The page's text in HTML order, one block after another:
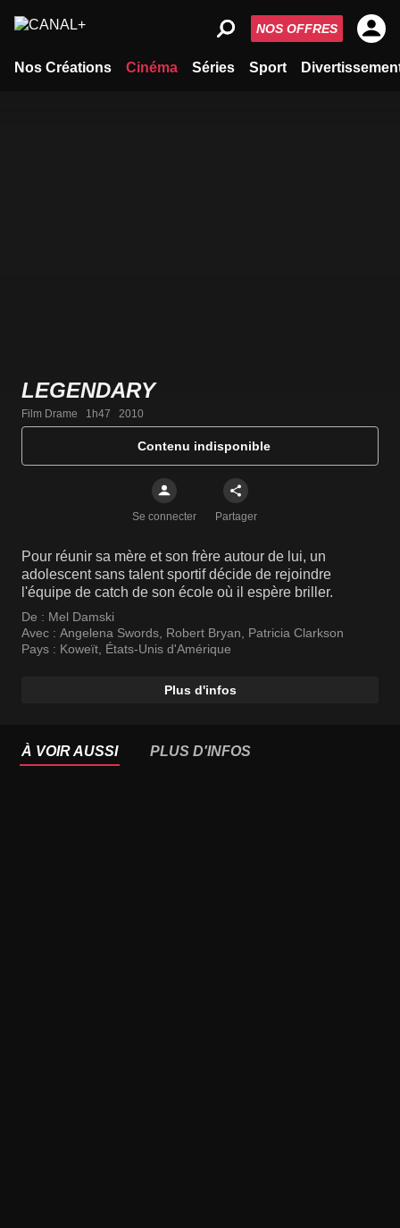
Nos Créations Cinéma Séries Sport
NOS OFFRES
LEGENDARY
Film Drame   1h47   2010
Contenu indisponible
Se connecter Partager
Pour réunir sa mère et son frère autour de lui, un
adolescent sans talent sportif décide de rejoindre
l'équipe de catch de son école où il espère briller.
De : Mel Damski
Avec : Angelena Swords Robert Bryan
Patricia Clarkson
Pays : Koweït États-Unis d'Amérique
Plus d'infos
À VOIR AUSSI PLUS D'INFOS